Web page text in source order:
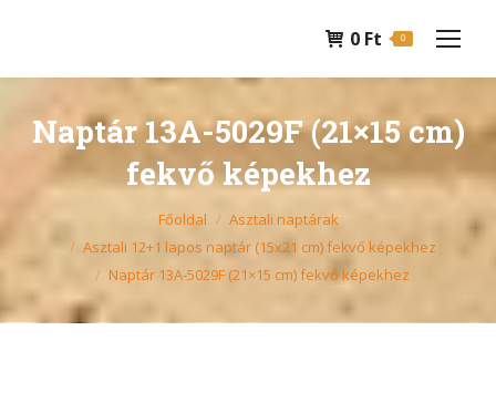
0 Ft 0
Naptár 13A-5029F (21×15 cm)
fekvő képekhez
Főoldal
Asztali naptárak
Asztali 12+1 lapos naptár (15x21 cm) fekvő képekhez
Naptár 13A-5029F (21×15 cm) fekvő képekhez